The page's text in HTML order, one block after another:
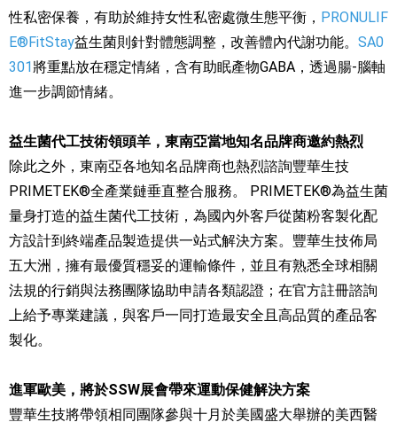
性私密保養，有助於維持女性私密處微生態平衡， PRONULIF
E®FitStay益生菌則針對體態調整，改善體內代謝功能。 SA0
301 將重點放在穩定情緒，含有助眠產物GABA，透過腸-腦軸
進一步調節情緒。
益生菌代工技術領頭羊，東南亞當地知名品牌商邀約熱烈
除此之外，東南亞各地知名品牌商也熱烈諮詢豐華生技
PRIMETEK®全產業鏈垂直整合服務。 PRIMETEK®為益生菌
量身打造的益生菌代工技術，為國內外客戶從菌粉客製化配
方設計到終端產品製造提供一站式解決方案。豐華生技佈局
五大洲，擁有最優質穩妥的運輸條件，並且有熟悉全球相關
法規的行銷與法務團隊協助申請各類認證；在官方註冊諮詢
上給予專業建議，與客戶一同打造最安全且高品質的產品客
製化。
進軍歐美，將於SSW展會帶來運動保健解決方案
豐華生技將帶領相同團隊參與十月於美國盛大舉辦的美西醫